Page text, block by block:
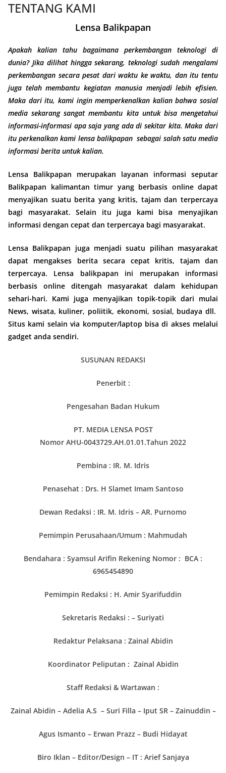
TENTANG KAMI
Lensa Balikpapan
Apakah kalian tahu bagaimana perkembangan teknologi di
dunia? Jika dilihat hingga sekarang, teknologi sudah mengalami
perkembangan secara pesat dari waktu ke waktu, dan itu tentu
juga telah membantu kegiatan manusia menjadi lebih efisien.
Maka dari itu, kami ingin memperkenalkan kalian bahwa sosial
media sekarang sangat membantu kita untuk bisa mengetahui
informasi-informasi apa saja yang ada di sekitar kita. Maka dari
itu perkenalkan kami lensa balikpapan sebagai salah satu media
informasi berita untuk kalian.
Lensa Balikpapan merupakan layanan informasi seputar
Balikpapan kalimantan timur yang berbasis online dapat
menyajikan suatu berita yang kritis, tajam dan terpercaya
bagi masyarakat. Selain itu juga kami bisa menyajikan
informasi dengan cepat dan terpercaya bagi masyarakat.
Lensa Balikpapan juga menjadi suatu pilihan masyarakat
dapat mengakses berita secara cepat kritis, tajam dan
terpercaya. Lensa balikpapan ini merupakan informasi
berbasis online ditengah masyarakat dalam kehidupan
sehari-hari. Kami juga menyajikan topik-topik dari mulai
News, wisata, kuliner, poliitik, ekonomi, sosial, budaya dll.
Situs kami selain via komputer/laptop bisa di akses melalui
gadget anda sendiri.
SUSUNAN REDAKSI
Penerbit :
Pengesahan Badan Hukum
PT. MEDIA LENSA POST
Nomor AHU-0043729.AH.01.01.Tahun 2022
Pembina : IR. M. Idris
Penasehat : Drs. H Slamet Imam Santoso
Dewan Redaksi : IR. M. Idris – AR. Purnomo
Pemimpin Perusahaan/Umum : Mahmudah
Bendahara : Syamsul Arifin Rekening Nomor : BCA :
6965454890
Pemimpin Redaksi : H. Amir Syarifuddin
Sekretaris Redaksi : – Suriyati
Redaktur Pelaksana : Zainal Abidin
Koordinator Peliputan : Zainal Abidin
Staff Redaksi & Wartawan :
Zainal Abidin – Adelia A.S – Suri Filla – Iput SR – Zainuddin –
Agus Ismanto – Erwan Prazz – Budi Hidayat
Biro Iklan – Editor/Design – IT : Arief Sanjaya